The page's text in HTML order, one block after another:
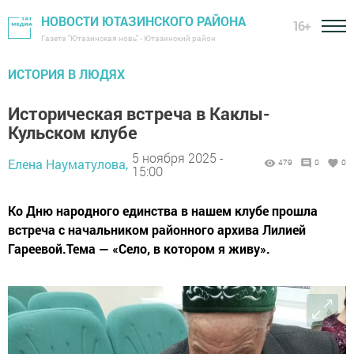
НОВОСТИ ЮТАЗИНСКОГО РАЙОНА
Газета "Ютазинская новь" - Ютазинский район
16+
ИСТОРИЯ В ЛЮДЯХ
Историческая встреча в Каклы-
Кульском клубе
Елена Науматулова, 5 ноября 2025 -
15:00
479 0 0
Ко Дню народного единства в нашем клубе прошла
встреча с начальником районного архива Лилией
Гареевой.Тема — «Село, в котором я живу».